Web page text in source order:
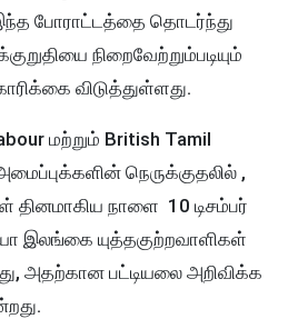
போராட்டத்தை தொடர்ந்து
நிறைவேற்றும்படியும்
விடுத்துள்ளது.
மற்றும் British Tamil
நெருக்குதலில் ,
தினமாகிய நாளை 10 டிசம்பர்
இலங்கை யுத்தகுற்றவாளிகள்
அதற்கான பட்டியலை அறிவிக்க